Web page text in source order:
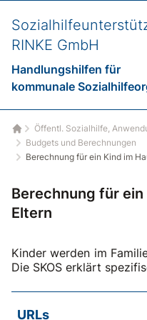
RINKE GmbH
Handlungshilfen für
kommunale
Startseite
Öffentl. Sozialhilfe,
Budgets und Berechnungen
Berechnung für ein Kind im
Berechnung für
Eltern
Kinder werden im
Die SKOS erklärt
URLs